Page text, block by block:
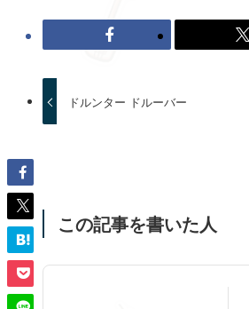
ドルンター ドルーバー
この記事を書いた人